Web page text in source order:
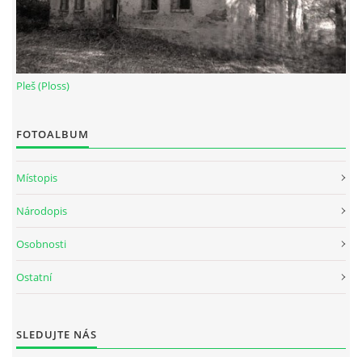
Pleš (Ploss)
FOTOALBUM
Místopis
Národopis
Osobnosti
Ostatní
SLEDUJTE NÁS